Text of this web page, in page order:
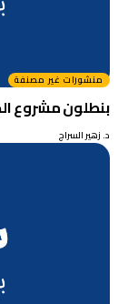
منشورات غير مصنفة
بنطلون مشروع
د. زهير السراج